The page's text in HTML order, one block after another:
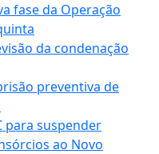
fase da Operação
da condenação
preventiva de
para suspender
ao Novo